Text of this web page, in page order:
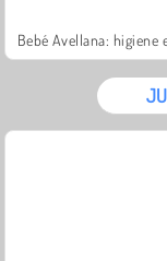
Bebé Avellana: higiene